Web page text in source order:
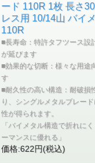
ード 110R 1枚 長さ
レス用 10/14山 バイ
110R
■長寿命：特許タフツース設
が延びます
■効果的な切断：様々な用途
す
■耐久性の高い構造：耐破損
り、シングルメタルブレー
性が得られます。
「バイメタル構造で折れに
ーマンスに優れる」
価格:622円(税込)